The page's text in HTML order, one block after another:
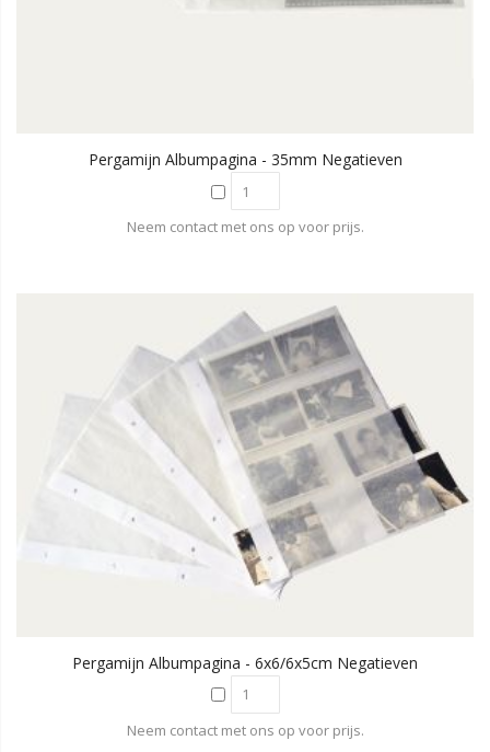
Pergamijn Albumpagina - 35mm Negatieven
Neem contact met ons op voor prijs.
Pergamijn Albumpagina - 6x6/6x5cm Negatieven
Neem contact met ons op voor prijs.